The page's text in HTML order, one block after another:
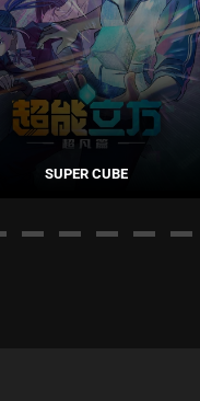
SUPER CUBE